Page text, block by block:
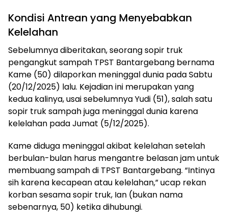
Kondisi Antrean yang Menyebabkan
Kelelahan
Sebelumnya diberitakan, seorang sopir truk
pengangkut sampah TPST Bantargebang bernama
Kame (50) dilaporkan meninggal dunia pada Sabtu
(20/12/2025) lalu. Kejadian ini merupakan yang
kedua kalinya, usai sebelumnya Yudi (51), salah satu
sopir truk sampah juga meninggal dunia karena
kelelahan pada Jumat (5/12/2025).
Kame diduga meninggal akibat kelelahan setelah
berbulan-bulan harus mengantre belasan jam untuk
membuang sampah di TPST Bantargebang. “Intinya
sih karena kecapean atau kelelahan,” ucap rekan
korban sesama sopir truk, Ian (bukan nama
sebenarnya, 50) ketika dihubungi.